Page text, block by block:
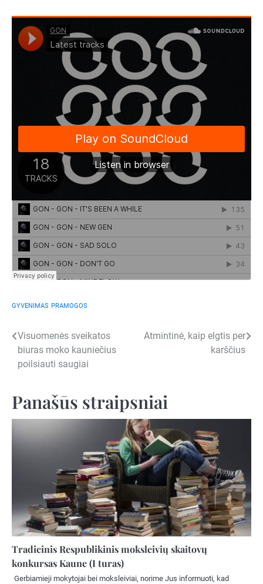
GYVENIMAS PRAMOGOS
Navigacija
tarp
Visuomenės sveikatos
biuras moko kauniečius
poilsiauti saugiai
Atmintinė, kaip elgtis per
karščius
Panašūs straipsniai
Tradicinis Respublikinis moksleivių skaitovų
konkursas Kaune (I turas)
Gerbiamieji mokytojai bei moksleiviai, norime Jus informuoti, kad